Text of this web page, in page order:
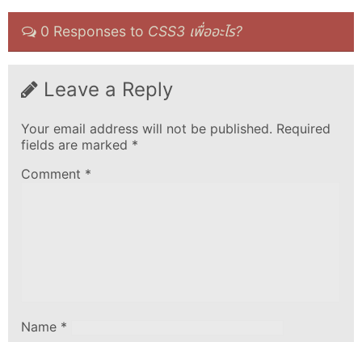
0 Responses to CSS3 เพื่ออะไร?
Leave a Reply
Your email address will not be published. Required
fields are marked *
Comment *
Name *